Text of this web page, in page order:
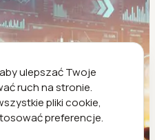
ulepszać Twoje
ruch na stronie.
pliki cookie,
preferencje.